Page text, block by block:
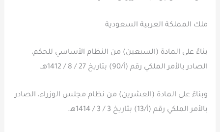
ملك المملكة العربية السعودية
بناءً على المادة (السبعين) من النظام الأساسي للحكم،
الصادر بالأمر الملكي رقم (أ/90) بتاريخ 27 / 8 / 1412هـ.
وبناءً على المادة (العشرين) من نظام مجلس الوزراء، الصادر
بالأمر الملكي رقم (أ/13) بتاريخ 3 / 3 / 1414هـ.